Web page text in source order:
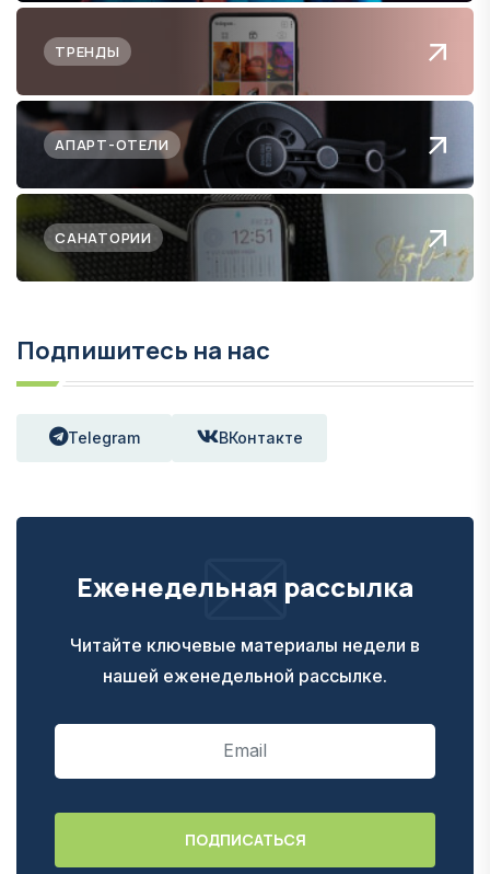
ТРЕНДЫ
АПАРТ-ОТЕЛИ
САНАТОРИИ
Подпишитесь на нас
Telegram ВКонтакте
Еженедельная рассылка
Читайте ключевые материалы недели в
нашей еженедельной рассылке.